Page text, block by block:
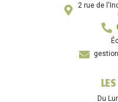
2 rue de
Du